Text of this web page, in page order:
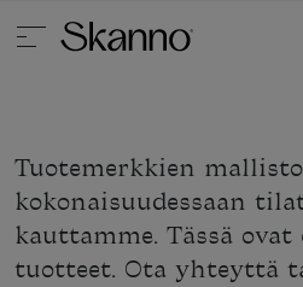
Haku
Type 2 or more characters for
Tuotemerkkien
kokonaisuudessaan
kauttamme. Tässä
tuotteet. Ota yhteyttä